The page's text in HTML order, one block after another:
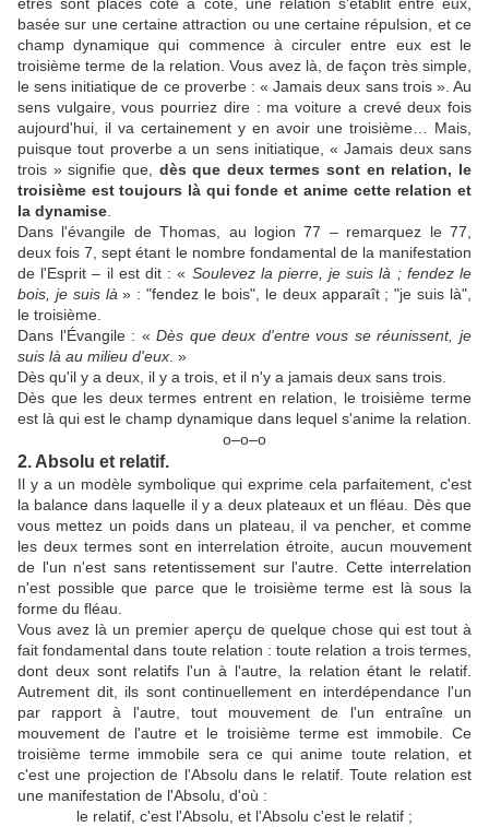
basée sur une certaine attraction ou une certaine répulsion, et ce
champ dynamique qui commence à circuler entre eux est le
troisième terme de la relation. Vous avez là, de façon très simple,
le sens initiatique de ce proverbe : « Jamais deux sans trois ». Au
sens vulgaire, vous pourriez dire : ma voiture a crevé deux fois
aujourd'hui, il va certainement y en avoir une troisième… Mais,
puisque tout proverbe a un sens initiatique, « Jamais deux sans
trois » signifie que, dès que deux termes sont en relation, le
troisième est toujours là qui fonde et anime cette relation et
la dynamise
Dans l'évangile de Thomas, au logion 77 – remarquez le 77,
deux fois 7, sept étant le nombre fondamental de la manifestation
de l'Esprit – il est dit : « Soulevez la pierre, je suis là ; fendez le
bois, je suis là » : "fendez le bois", le deux apparaît ; "je suis là",
le troisième.
Dans l'Évangile : «Dès que deux d'entre vous se réunissent, je
suis là au milieu d'eux . »
Dès qu'il y a deux, il y a trois, et il n'y a jamais deux sans trois.
Dès que les deux termes entrent en relation, le troisième terme
est là qui est le champ dynamique dans lequel s'anime la relation.
ο–ο–ο
2. Absolu et relatif.
Il y a un modèle symbolique qui exprime cela parfaitement, c'est
la balance dans laquelle il y a deux plateaux et un fléau. Dès que
vous mettez un poids dans un plateau, il va pencher, et comme
les deux termes sont en interrelation étroite, aucun mouvement
de l'un n'est sans retentissement sur l'autre. Cette interrelation
n'est possible que parce que le troisième terme est là sous la
forme du fléau.
Vous avez là un premier aperçu de quelque chose qui est tout à
fait fondamental dans toute relation : toute relation a trois termes,
dont deux sont relatifs l'un à l'autre, la relation étant le relatif.
Autrement dit, ils sont continuellement en interdépendance l'un
par rapport à l'autre, tout mouvement de l'un entraîne un
mouvement de l'autre et le troisième terme est immobile. Ce
troisième terme immobile sera ce qui anime toute relation, et
c'est une projection de l'Absolu dans le relatif. Toute relation est
une manifestation de l'Absolu, d'où :
le relatif, c'est l'Absolu, et l'Absolu c'est le relatif ;